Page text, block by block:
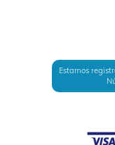
Estamos